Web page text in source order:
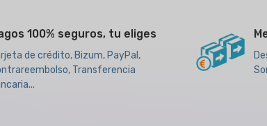
100% seguros, tu eliges
de crédito, Bizum, PayPal,
Transferencia